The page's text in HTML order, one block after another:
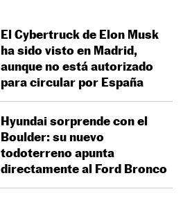
El Cybertruck de Elon Musk
ha sido visto en Madrid,
aunque no está autorizado
para circular por España
Hyundai sorprende con el
Boulder: su nuevo
todoterreno apunta
directamente al Ford Bronco